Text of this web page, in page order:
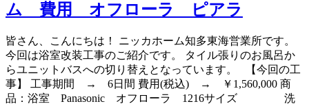
ム 費用 オフローラ ピアラ
皆さん、こんにちは！ ニッカホーム知多東海営業所です。
今回は浴室改装工事のご紹介です。 タイル張りのお風呂か
らユニットバスへの切り替えとなっています。 【今回の工
事】 工事期間 → 6日間 費用(税込) → ￥1,560,000 商
品：浴室 Panasonic オフローラ 1216サイズ 洗